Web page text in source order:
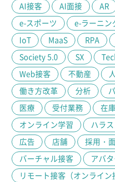
AI接客
AI面接 AR
e-スポーツ
e-ラーニン
IoT
MaaS RPA
Society 5.0
SX
Web接客
不動産
働き方改革
分析
医療
受付業務 在
オンライン学習
ハラ
広告
店舗 採用・
バーチャル接客
アバ
リモート接客（オンライン